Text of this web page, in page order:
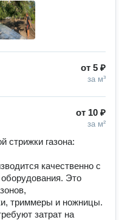
от 5 ₽
за м³
от 10 ₽
за м²
стрижки газона:
качественно с
Это
триммеры и ножницы.
затрат на